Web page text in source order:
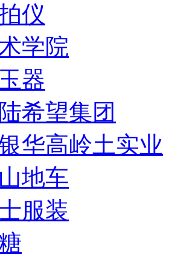
仪
学院
器
希望集团
华高岭土实业
地车
服装